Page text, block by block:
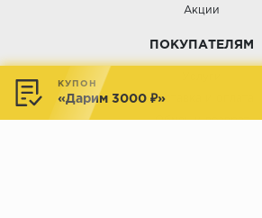
Акции
ПОКУПАТЕЛЯМ
Доставка и оплата
Обмен и возврат
КУПОН
«Дарим 3000 ₽»